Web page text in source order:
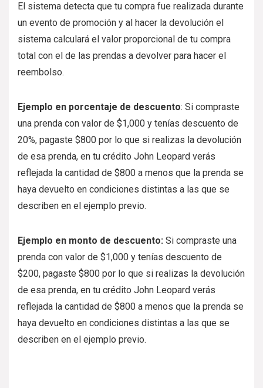
El sistema detecta que tu compra fue realizada durante
un evento de promoción y al hacer la devolución el
sistema calculará el valor proporcional de tu compra
total con el de las prendas a devolver para hacer el
reembolso.
Ejemplo en porcentaje de descuento: Si compraste
una prenda con valor de $1,000 y tenías descuento de
20%, pagaste $800 por lo que si realizas la devolución
de esa prenda, en tu crédito John Leopard verás
reflejada la cantidad de $800 a menos que la prenda se
haya devuelto en condiciones distintas a las que se
describen en el ejemplo previo.
Ejemplo en monto de descuento: Si compraste una
prenda con valor de $1,000 y tenías descuento de
$200, pagaste $800 por lo que si realizas la devolución
de esa prenda, en tu crédito John Leopard verás
reflejada la cantidad de $800 a menos que la prenda se
haya devuelto en condiciones distintas a las que se
describen en el ejemplo previo.